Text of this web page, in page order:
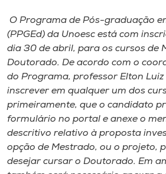
Selecione
o idioma
A+
A-
O Programa de Pós-graduação
(PPGEd) da Unoesc está com
dia 30 de abril, para os cursos de
Doutorado. De acordo com o
do Programa, professor Elton
inscrever em qualquer um dos
primeiramente, que o candidato
formulário no portal e anexe o
descritivo relativo à proposta
opção de Mestrado, ou o projeto,
desejar cursar o Doutorado. Em